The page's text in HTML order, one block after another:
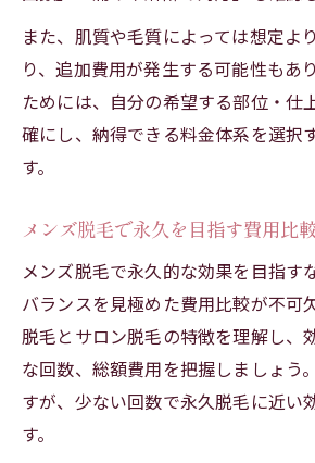
また、肌質や毛質によっては想定よ
り、追加費用が発生する可能性もあ
ためには、自分の希望する部位・仕
確にし、納得できる料金体系を選択
す。
メンズ脱毛で永久を目指す費用比
メンズ脱毛で永久的な効果を目指す
バランスを見極めた費用比較が不可
脱毛とサロン脱毛の特徴を理解し、
な回数、総額費用を把握しましょう
すが、少ない回数で永久脱毛に近い
す。